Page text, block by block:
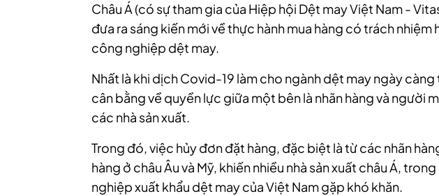
Châu Á (có sự tham gia của Hiệp hội Dệt may Việt Nam -
đưa ra sáng kiến mới về thực hành mua hàng có trách nhiệm
công nghiệp dệt may.
Nhất là khi dịch Covid-19 làm cho ngành dệt may ngày càng
cân bằng về quyền lực giữa một bên là nhãn hàng và người
các nhà sản xuất.
Trong đó, việc hủy đơn đặt hàng, đặc biệt là từ các nhãn
hàng ở châu Âu và Mỹ, khiến nhiều nhà sản xuất châu Á,
nghiệp xuất khẩu dệt may của Việt Nam gặp khó khăn.